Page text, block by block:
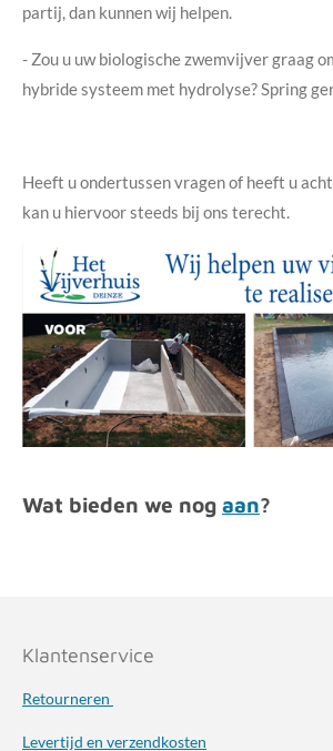
partij, dan kunnen wij helpen.
- Zou u uw biologische zwemvijver graag
hybride systeem met hydrolyse? Spring
Heeft u ondertussen vragen of heeft u
kan u hiervoor steeds bij ons terecht.
Wat bieden we nog aan?
Klantenservice
Retourneren
Levertijd en verzendkosten